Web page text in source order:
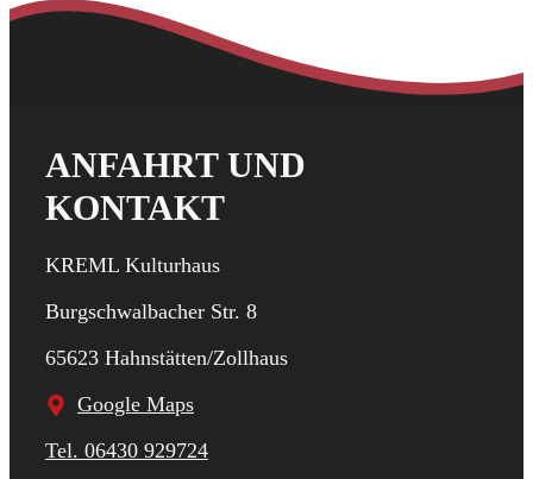
ANFAHRT UND
KONTAKT
KREML Kulturhaus
Burgschwalbacher Str. 8
65623 Hahnstätten/Zollhaus
Google Maps
Tel. 06430 929724